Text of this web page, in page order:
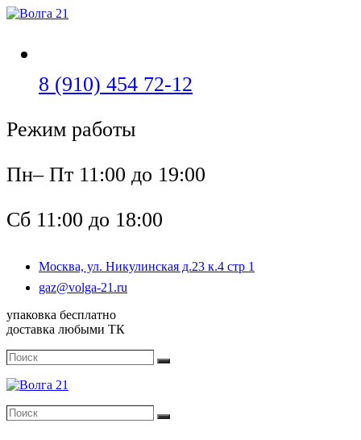
Перейти
8 (910) 454 72-12
Режим работы
Пн– Пт 11:00 до 19:00
Сб 11:00 до 18:00
Москва, ул. Никулинская д.23 к.4 стр 1
gaz@volga-21.ru
упаковка бесплатно
доставка любыми ТК
Поиск
Поиск
Поиск
Поиск